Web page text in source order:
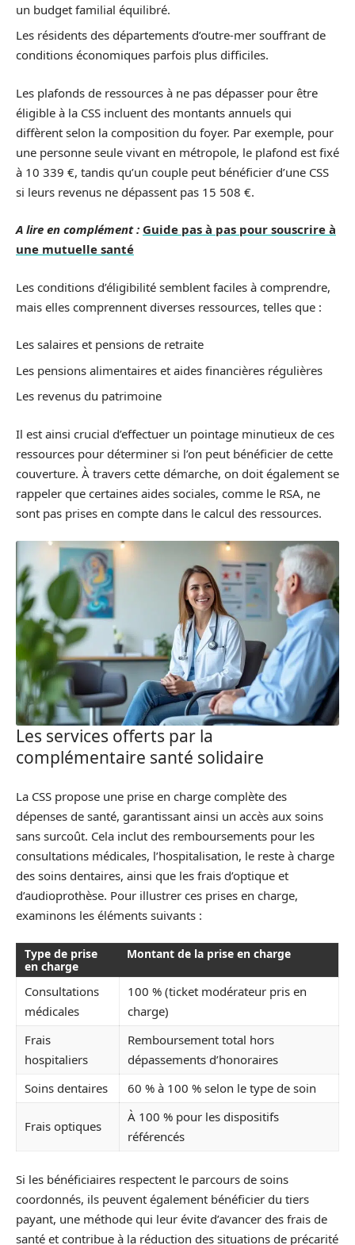
un budget familial équilibré.
Les résidents des départements d’outre-mer souffrant de
conditions économiques parfois plus difficiles.
Les plafonds de ressources à ne pas dépasser pour être
éligible à la CSS incluent des montants annuels qui
diffèrent selon la composition du foyer. Par exemple, pour
une personne seule vivant en métropole, le plafond est fixé
à 10 339 €, tandis qu’un couple peut bénéficier d’une CSS
si leurs revenus ne dépassent pas 15 508 €.
A lire en complément : Guide pas à pas pour souscrire à
une mutuelle santé
Les conditions d’éligibilité semblent faciles à comprendre,
mais elles comprennent diverses ressources, telles que :
Les salaires et pensions de retraite
Les pensions alimentaires et aides financières régulières
Les revenus du patrimoine
Il est ainsi crucial d’effectuer un pointage minutieux de ces
ressources pour déterminer si l’on peut bénéficier de cette
couverture. À travers cette démarche, on doit également se
rappeler que certaines aides sociales, comme le RSA, ne
sont pas prises en compte dans le calcul des ressources.
Les services offerts par la
complémentaire santé solidaire
La CSS propose une prise en charge complète des
dépenses de santé, garantissant ainsi un accès aux soins
sans surcoût. Cela inclut des remboursements pour les
consultations médicales, l’hospitalisation, le reste à charge
des soins dentaires, ainsi que les frais d’optique et
d’audioprothèse. Pour illustrer ces prises en charge,
examinons les éléments suivants :
Type de prise
en charge
Montant de la prise en charge
Consultations
médicales
100 % (ticket modérateur pris en
charge)
Frais
hospitaliers
Remboursement total hors
dépassements d’honoraires
Soins dentaires
60 % à 100 % selon le type de soin
Frais optiques
À 100 % pour les dispositifs
référencés
Si les bénéficiaires respectent le parcours de soins
coordonnés, ils peuvent également bénéficier du tiers
payant, une méthode qui leur évite d’avancer des frais de
santé et contribue à la réduction des situations de précarité